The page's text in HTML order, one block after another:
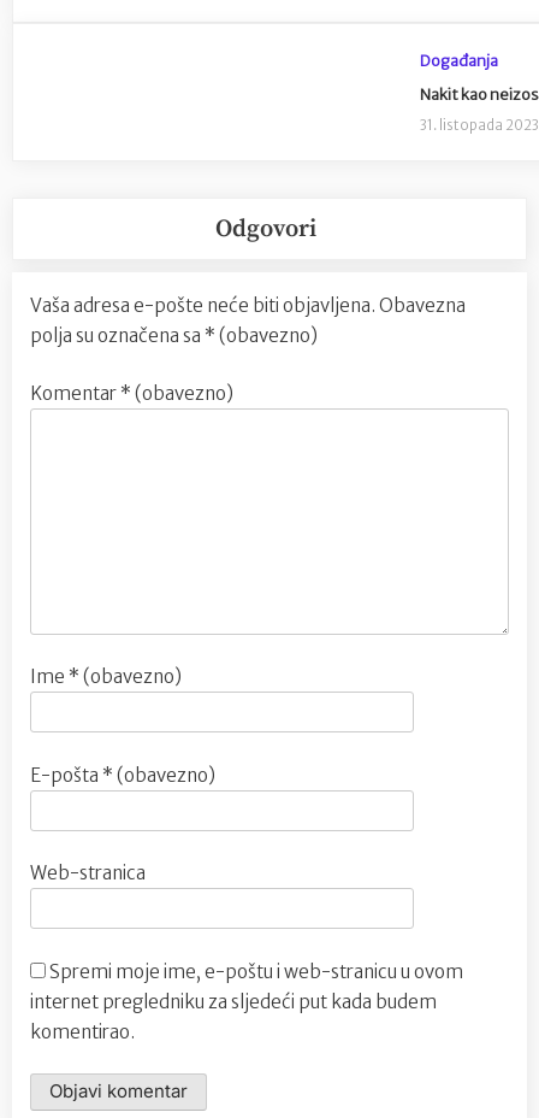
Događanja
Nakit kao
31. listopada 2023
Odgovori
Vaša adresa e-pošte neće biti objavljena. Obavezna
polja su označena sa * (obavezno)
Komentar * (obavezno)
Ime * (obavezno)
E-pošta * (obavezno)
Web-stranica
Spremi moje ime, e-poštu i web-stranicu u ovom
internet pregledniku za sljedeći put kada budem
komentirao.